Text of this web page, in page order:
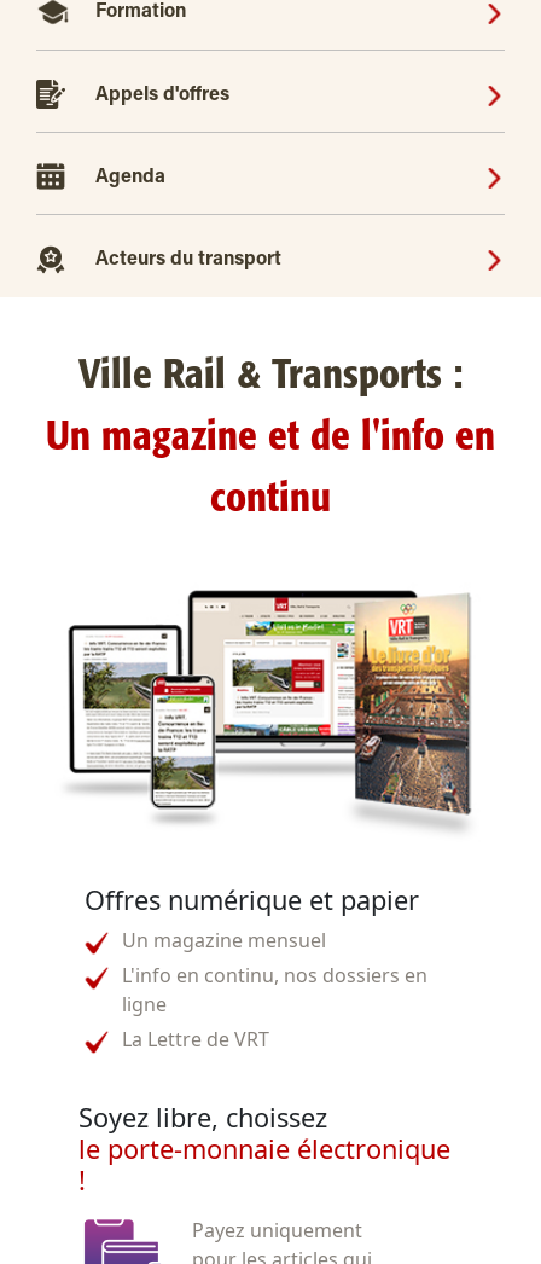
Formation
Appels d'offres
Agenda
Acteurs du transport
Ville Rail & Transports :
Un magazine et de l'info en
continu
Offres numérique et papier
Un magazine mensuel
L'info en continu, nos dossiers en
ligne
La Lettre de VRT
Soyez libre, choissez
le porte-monnaie électronique
!
Payez uniquement